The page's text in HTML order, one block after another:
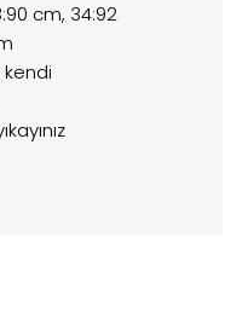
cm, 34:92
kendi